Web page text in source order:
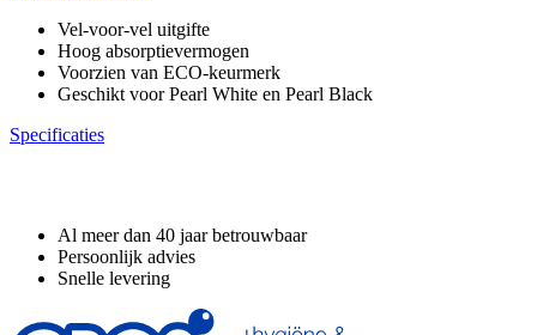
Vel-voor-vel uitgifte
Hoog absorptievermogen
Voorzien van ECO-keurmerk
Geschikt voor Pearl White en Pearl Black
Specificaties
Al meer dan 40 jaar betrouwbaar
Persoonlijk advies
Snelle levering